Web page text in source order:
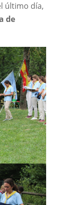
último día,
de